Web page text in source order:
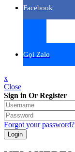
Facebook
Gọi Zalo
x
Close
Sign in Or Register
Forgot your password?